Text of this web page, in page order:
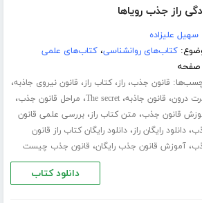
راز جذب رویاها
سهیل علیزاده
کتاب‌های روانشناسی،کتاب‌های علمی
قانون جذب،راز،کتاب راز، قانون نیروی جاذبه،
درون، قانون جاذبه،The secret، مراحل قانون جذب،
قانون جذب، متن کتاب راز،بررسی علمی قانون
،دانلود رایگان راز،دانلود رایگان کتاب راز قانون
،آموزش قانون جذب رایگان، قانون جذب چیست
دانلود کتاب